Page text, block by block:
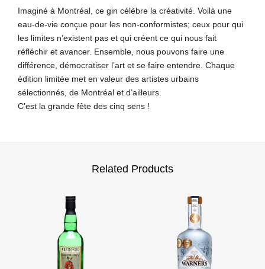
Imaginé à Montréal, ce gin célèbre la créativité. Voilà une
eau-de-vie conçue pour les non-conformistes; ceux pour qui
les limites n’existent pas et qui créent ce qui nous fait
réfléchir et avancer. Ensemble, nous pouvons faire une
différence, démocratiser l’art et se faire entendre. Chaque
édition limitée met en valeur des artistes urbains
sélectionnés, de Montréal et d’ailleurs.
C’est la grande fête des cinq sens !
Related Products